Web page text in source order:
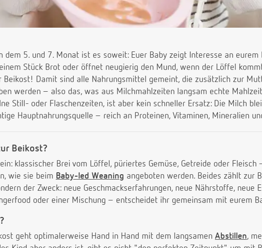
dem 5. und 7. Monat ist es soweit: Euer Baby zeigt Interesse an eurem
Stück Brot oder öffnet neugierig den Mund, wenn der Löffel
Beikost! Damit sind alle Nahrungsmittel gemeint, die zusätzlich zur
werden – also das, was aus Milchmahlzeiten langsam echte
Still- oder Flaschenzeiten, ist aber kein schneller Ersatz: Die Milch
Hauptnahrungsquelle – reich an Proteinen, Vitaminen, Mineralien
Beikost?
klassischer Brei vom Löffel, püriertes Gemüse, Getreide oder Fleisch
wie sie beim Baby-led Weaning angeboten werden. Beides zählt zur
der Zweck: neue Geschmackserfahrungen, neue Nährstoffe, neue
oder einer Mischung – entscheidet ihr gemeinsam mit eurem
geht optimalerweise Hand in Hand mit dem langsamen Abstillen,